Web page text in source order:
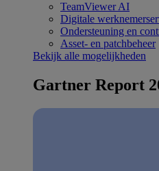
TeamViewer AI
Digitale
Ondersteuning en
Asset- en patchbeheer
Bekijk alle mogelijkheden
Gartner Report